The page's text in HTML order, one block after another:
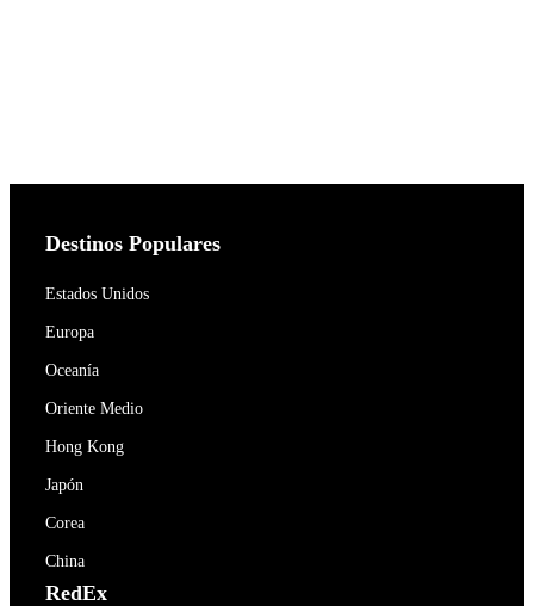
Destinos Populares
Estados Unidos
Europa
Oceanía
Oriente Medio
Hong Kong
Japón
Corea
China
RedEx